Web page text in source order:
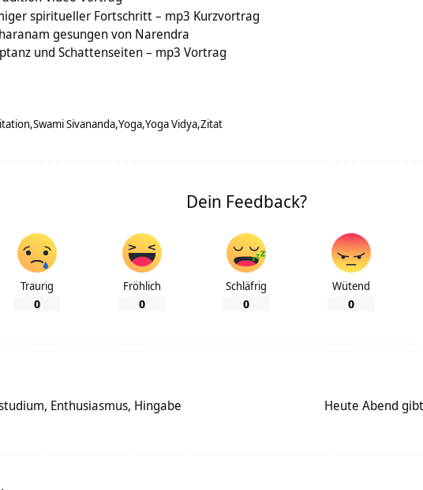
spiritueller Fortschritt – mp3 Kurzvortrag
gesungen von Narendra
und Schattenseiten – mp3 Vortrag
Swami Sivananda Yoga Yoga Vidya Zitat
Dein Feedback?
Traurig
0
Fröhlich
0
Schläfrig
0
Wütend
0
Enthusiasmus, Hingabe Heute Abend